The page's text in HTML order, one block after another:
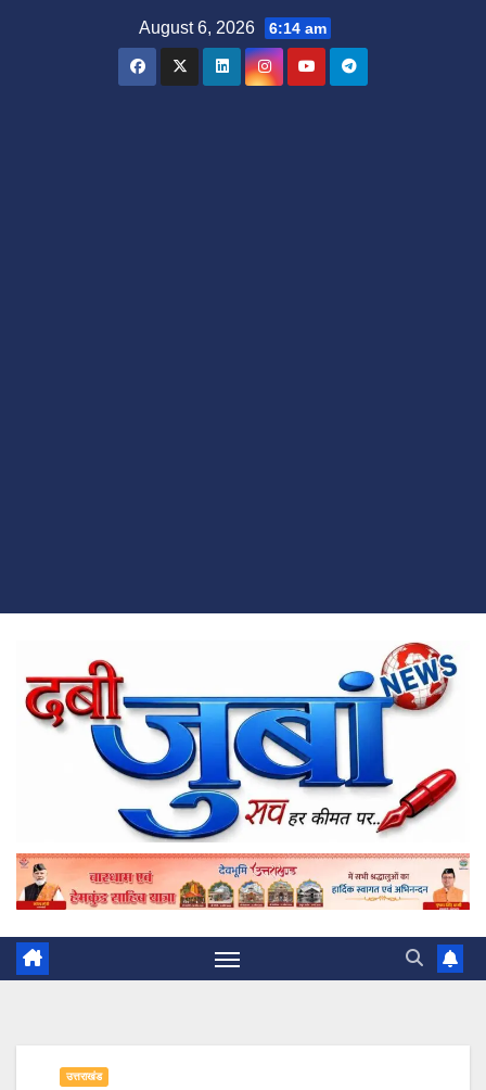
August 6, 2026 6:14 am
उत्तराखंड